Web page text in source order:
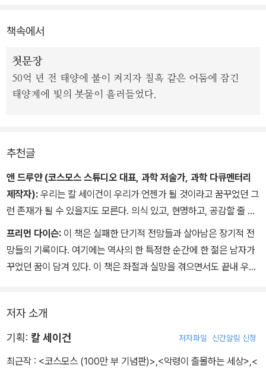
큐브릭 같은 베스트셀러 저술가들과 공동 작업을 통해 50권이 넘는
도서를 저술하거나 제작한 작가이자 출판 기획자인 제롬 에이절이 기
획, 제작한 이 책은 칼 세이건을 학계의 상아탑에서 일반 독자들을 위
저명한 SF 소설가 아이작 아시모프는 <코스믹 커넥션>을 읽고 "이
서 이야기하기도 했다. 칼 세이건이 보여 준 과학자의 "진솔한" 글쓰
기를 높이 평가한 것이다. 이 책 곳곳에서 7년 뒤에 출간된 <코스모
스>의 원형이 된 주제와 형식 등을 확인할 수 있다.
책속에서
첫문장
50억 년 전 태양에 불이 켜지자 칠흑 같은 어둠에 잠긴
태양계에 빛의 봇물이 흘러들었다.
추천글
앤 드루얀 (코스모스 스튜디오 대표, 과학 저술가, 과학 다큐멘터리
제작자): 우리는 칼 세이건이 우리가 언젠가 될 것이라고 꿈꾸었던 그
런 존재가 될 수 있을지도 모른다. 의식 있고, 현명하고, 공감할 줄 알
고, 뜨거운 호기심이 넘치고, 영원히 회의하고, 힘 있는 자의 조종과
위협에 굴하지 않으며, 우리를 가두고 갈라놓는 벽에 갇히지 않는 존
재. 갈수록 넓어지는 동일시 지평의 아름다움에 경이를 느끼고, 그러
을 느끼며 자연과 시공간의 직물 안에서 우리가 얼마나 하찮고 미미
써 충만한 안정감을 느끼며, 과거와 미래 세대를 연결하는 고리로서
우리의 책임감을 깨닫고 자신에 대한 깨달음과 불화하지 않는, 신성
프리먼 다이슨: 이 책은 실패한 단기적 전망들과 살아남은 장기적 전
망들의 기록이다. 여기에는 역사의 한 특정한 순간에 한 젊은 남자가
꾸었던 꿈이 담겨 있다. 이 책은 좌절과 실망을 겪으면서도 끝내 우리
저자 소개
기획: 칼 세이건 저자파일 신간알림 신청
최근작 : <코스모스 (100만 부 기념판)> <악령이 출몰하는 세상> <